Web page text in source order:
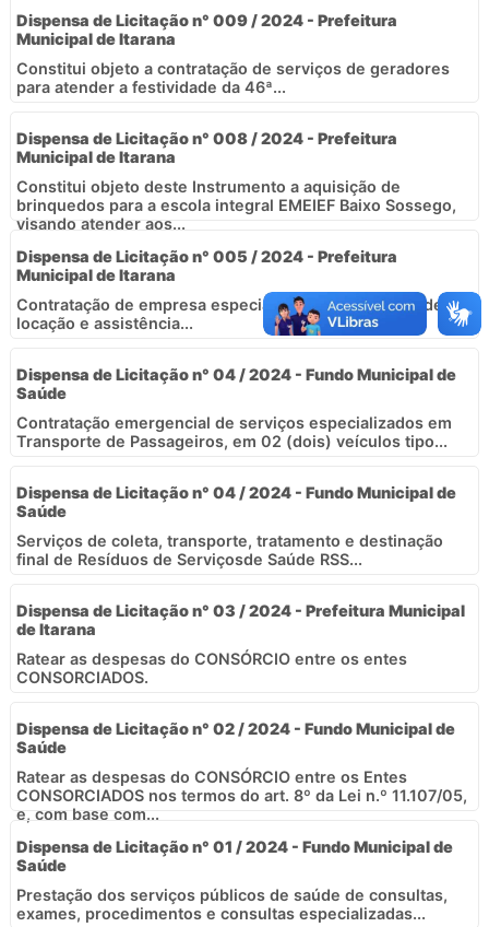
Dispensa de Licitação n° 009 / 2024 - Prefeitura
Municipal de Itarana
Constitui objeto a contratação de serviços de geradores
para atender a festividade da 46ª...
Dispensa de Licitação n° 008 / 2024 - Prefeitura
Municipal de Itarana
Constitui objeto deste Instrumento a aquisição de
brinquedos para a escola integral EMEIEF Baixo Sossego,
visando atender aos...
Dispensa de Licitação n° 005 / 2024 - Prefeitura
Municipal de Itarana
Contratação de empresa especializada na prestação de
locação e assistência...
Dispensa de Licitação n° 04 / 2024 - Fundo Municipal de
Saúde
Contratação emergencial de serviços especializados em
Transporte de Passageiros, em 02 (dois) veículos tipo...
Dispensa de Licitação n° 04 / 2024 - Fundo Municipal de
Saúde
Serviços de coleta, transporte, tratamento e destinação
final de Resíduos de Serviçosde Saúde RSS...
Dispensa de Licitação n° 03 / 2024 - Prefeitura Municipal
de Itarana
Ratear as despesas do CONSÓRCIO entre os entes
CONSORCIADOS.
Dispensa de Licitação n° 02 / 2024 - Fundo Municipal de
Saúde
Ratear as despesas do CONSÓRCIO entre os Entes
CONSORCIADOS nos termos do art. 8º da Lei n.º 11.107/05,
e, com base com...
Dispensa de Licitação n° 01 / 2024 - Fundo Municipal de
Saúde
Prestação dos serviços públicos de saúde de consultas,
exames, procedimentos e consultas especializadas...